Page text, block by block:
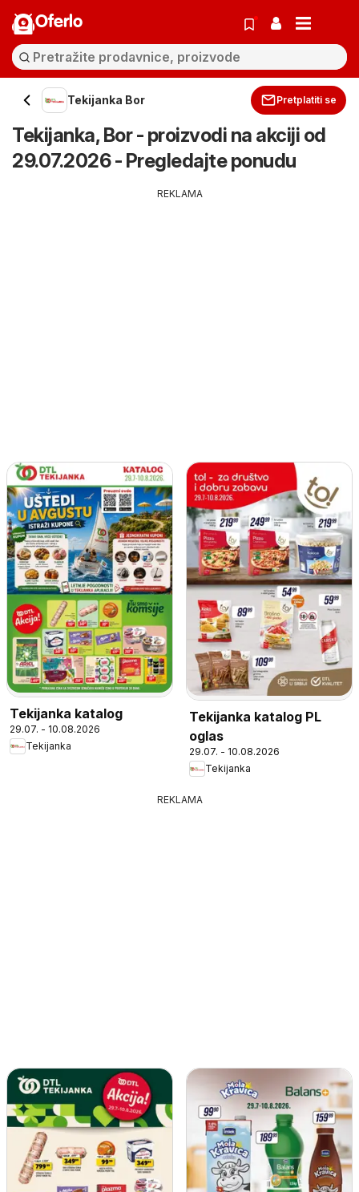
Oferlo
Tekijanka Bor Pretplatiti se
Tekijanka, Bor - proizvodi na akciji od
29.07.2026 - Pregledajte ponudu
REKLAMA
Tekijanka katalog
29.07. - 10.08.2026
Tekijanka
Tekijanka katalog PL
oglas
29.07. - 10.08.2026
Tekijanka
REKLAMA